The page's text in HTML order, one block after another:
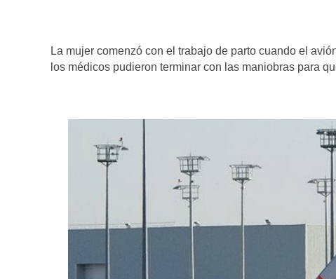
La mujer comenzó con el trabajo de parto cuando el
los médicos pudieron terminar con las maniobras para